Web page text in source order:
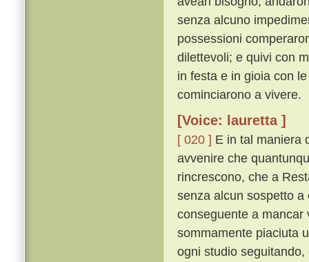
senza alcuno
possessioni
dilettevoli; e quivi con
in festa e in gioia con
cominciarono a vivere.
[Voice: lauretta ]
[ 020 ] E in tal maniera
avvenire che
rincrescono, che a
senza alcun sospetto
conseguente a
sommamente piaciuta
ogni studio